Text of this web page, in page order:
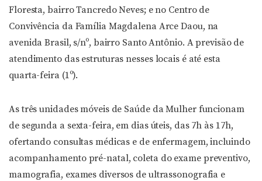
Floresta, bairro Tancredo Neves; e no Centro de
Convivência da Família Magdalena Arce Daou, na
avenida Brasil, s/nº, bairro Santo Antônio. A previsão de
atendimento das estruturas nesses locais é até esta
quarta-feira (1º).
As três unidades móveis de Saúde da Mulher funcionam
de segunda a sexta-feira, em dias úteis, das 7h às 17h,
ofertando consultas médicas e de enfermagem, incluindo
acompanhamento pré-natal, coleta do exame preventivo,
mamografia, exames diversos de ultrassonografia e